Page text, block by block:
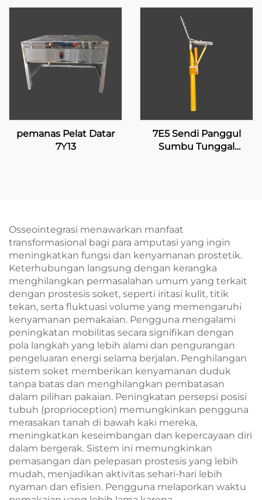
pemanas Pelat Datar
7Y13
7E5 Sendi Panggul
Sumbu Tunggal
Osseointegrasi menawarkan manfaat
transformasional bagi para amputasi yang ingin
meningkatkan fungsi dan kenyamanan prostetik.
Keterhubungan langsung dengan kerangka
menghilangkan permasalahan umum yang terkait
dengan prostesis soket, seperti iritasi kulit, titik
tekan, serta fluktuasi volume yang memengaruhi
kenyamanan pemakaian. Pengguna mengalami
peningkatan mobilitas secara signifikan dengan
pola langkah yang lebih alami dan pengurangan
pengeluaran energi selama berjalan. Penghilangan
sistem soket memberikan kenyamanan duduk
tanpa batas dan menghilangkan pembatasan
dalam pilihan pakaian. Peningkatan persepsi posisi
tubuh (proprioception) memungkinkan pengguna
merasakan tanah di bawah kaki mereka,
meningkatkan keseimbangan dan kepercayaan diri
dalam bergerak. Sistem ini memungkinkan
pemasangan dan pelepasan prostesis yang lebih
mudah, menjadikan aktivitas sehari-hari lebih
nyaman dan efisien. Pengguna melaporkan waktu